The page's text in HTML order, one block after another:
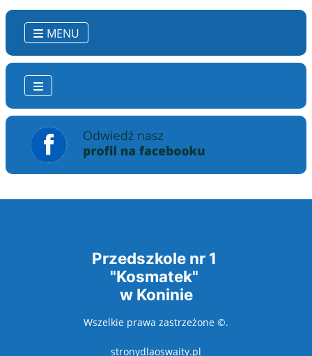
MENU
Przedszkole nr 1
"Kosmatek"
w Koninie
Wszelkie prawa zastrzeżone ©.
stronydlaoswaity.pl